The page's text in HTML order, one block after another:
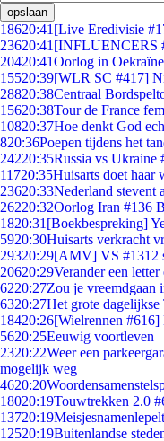
opslaan
18620:41 [Live Eredivisie
23620:41 [INFLUENCERS
20420:41Oorlog in
15520:39[WLR SC #417]
28820:38Centraal
15620:38Tour de France
10820:37Hoe denkt God
820:36Poepen tijdens het
24220:35Russia vs Ukraine
11720:35Huisarts doet haar
23620:33Nederland stevent
26220:32Oorlog Iran #136
1820:31 [Boekbespreking]
5920:30Huisarts verkracht
29320:29[AMV] VS #1312
20620:29Verander een
6220:27Zou je vreemdgaan
6320:27Het grote
18420:26[Wielrennen #616]
5620:25Eeuwig voortleven
2320:22Weer een
mogelijk weg
4620:20
18020:19Touwtrekken 2.0
13720:19
12520:19Buitenlandse